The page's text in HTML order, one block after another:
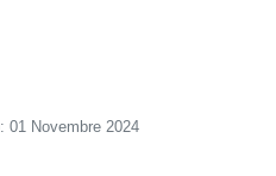
01 Novembre 2024